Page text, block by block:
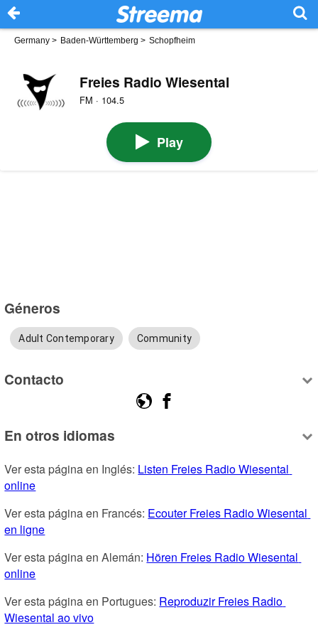
Germany > Baden-Württemberg > Schopfheim
Freies Radio Wiesental
FM · 104.5
Play
Géneros
Adult Contemporary Community
Contacto
En otros idiomas
Ver esta página en Inglés: Listen Freies Radio Wiesental
online
Ver esta página en Francés: Ecouter Freies Radio Wiesental
en ligne
Ver esta página en Alemán: Hören Freies Radio Wiesental
online
Ver esta página en Portugues: Reproduzir Freies Radio
Wiesental ao vivo